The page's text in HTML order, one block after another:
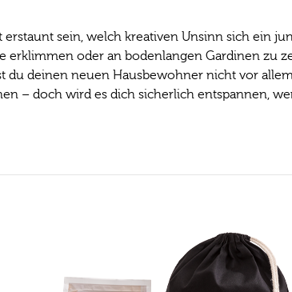
sein, welch kreativen Unsinn sich ein
erklimmen oder an bodenlangen Gardinen zu
deinen neuen Hausbewohner nicht vor
– doch wird es dich sicherlich entspannen,